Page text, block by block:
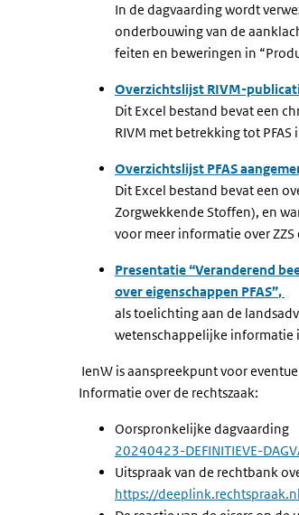
In de dagvaarding wordt
onderbouwing van de
feiten en beweringen in
Overzichtslijst RIVM-
Dit Excel bestand bevat een
RIVM met betrekking tot
Overzichtslijst PFAS
Dit Excel bestand bevat een
Zorgwekkende Stoffen), en
voor meer informatie over ZZS
Presentatie “Veranderend
over eigenschappen PFAS”,
als toelichting aan de
wetenschappelijke informatie
IenW is aanspreekpunt voor
Informatie over de rechtszaak:
Oorspronkelijke dagvaarding
20240423-DEFINITIEVE-
Uitspraak van de rechtbank
https://